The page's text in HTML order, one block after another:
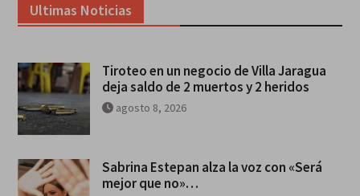
Ultimas Noticias
Tiroteo en un negocio de Villa Jaragua
deja saldo de 2 muertos y 2 heridos
agosto 8, 2026
Sabrina Estepan alza la voz con «Será
mejor que no»…